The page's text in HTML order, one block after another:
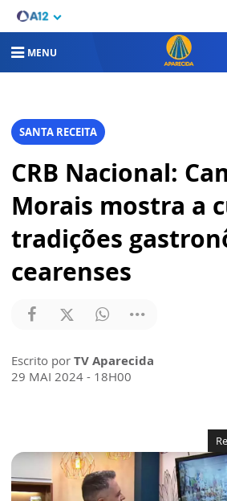
MENU
SANTA RECEITA
CRB Nacional:
Morais mostra a
tradições
cearenses
Escrito por TV Aparecida
29 MAI 2024 - 18H00